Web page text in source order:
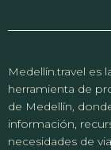
Medellín.travel es
herramienta de
de Medellín,
información,
necesidades de